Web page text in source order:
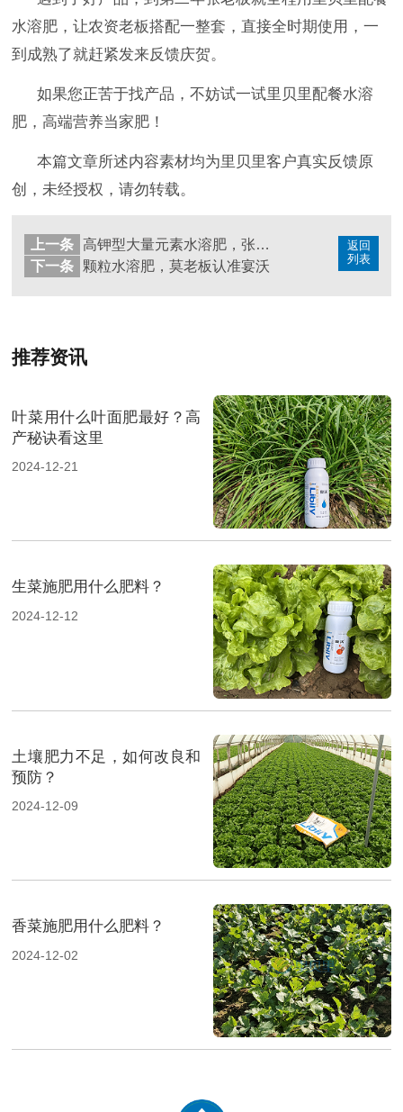
水溶肥，让农资老板搭配一整套，直接全时期使用，一
到成熟了就赶紧发来反馈庆贺。
如果您正苦于找产品，不妨试一试里贝里配餐水溶
肥，高端营养当家肥！
本篇文章所述内容素材均为里贝里客户真实反馈原
创，未经授权，请勿转载。
返回
列表
上一条
高钾型大量元素水溶肥，张老板选宴沃
下一条
颗粒水溶肥，莫老板认准宴沃
推荐资讯
叶菜用什么叶面肥最好？高
产秘诀看这里
2024-12-21
生菜施肥用什么肥料？
2024-12-12
土壤肥力不足，如何改良和
预防？
2024-12-09
香菜施肥用什么肥料？
2024-12-02